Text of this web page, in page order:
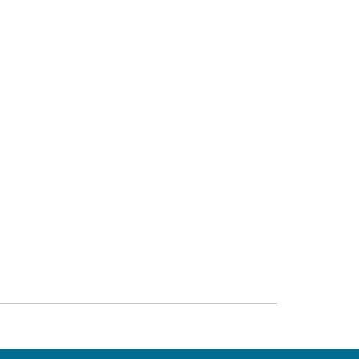
Elisa 2130-
Бра Favourite Poletta